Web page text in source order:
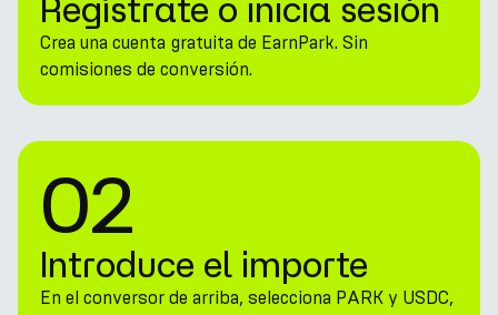
Regístrate o inicia sesión
Crea una cuenta gratuita de EarnPark. Sin
comisiones de conversión.
02
Introduce el importe
En el conversor de arriba, selecciona PARK y USDC,